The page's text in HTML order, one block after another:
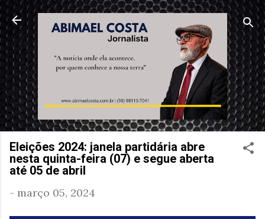
Pular para o conteúdo principal
Eleições 2024: janela partidária abre
nesta quinta-feira (07) e segue aberta
até 05 de abril
- março 05, 2024